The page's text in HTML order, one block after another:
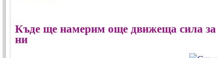
Къде ще намерим още движеща сила за
ни